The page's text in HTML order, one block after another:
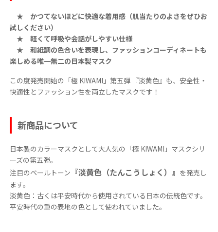
★ かつてないほどに快適な着用感（肌当たりのよさをぜひお
試しください）
★ 軽くて呼吸や会話がしやすい仕様
★ 和紙調の色合いを表現し、ファッションコーディネートも
楽しめる唯一無二の日本製マスク
この度発売開始の「極 KIWAMI」第五弾 『淡黄色』も、安全性・
快適性とファッション性を両立したマスクです！
新商品について
日本製のカラーマスクとして大人気の「極 KIWAMI」マスクシリ
ーズの第五弾。
注目のペールトーン 『淡黄色（たんこうしょく）』 を発売し
ます。
淡黄色：古くは平安時代から使用されている日本の伝統色です。
平安時代の重の表地の色として使われていました。